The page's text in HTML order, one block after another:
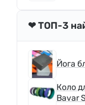
❤ ТОП-3
Йога
Коло
Bavar